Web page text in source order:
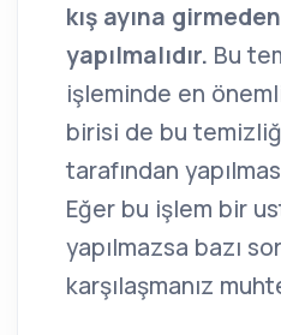
kış ayına
yapılmalıdır. Bu
işleminde en
birisi de bu
tarafından
Eğer bu işlem bir
yapılmazsa bazı
karşılaşmanız